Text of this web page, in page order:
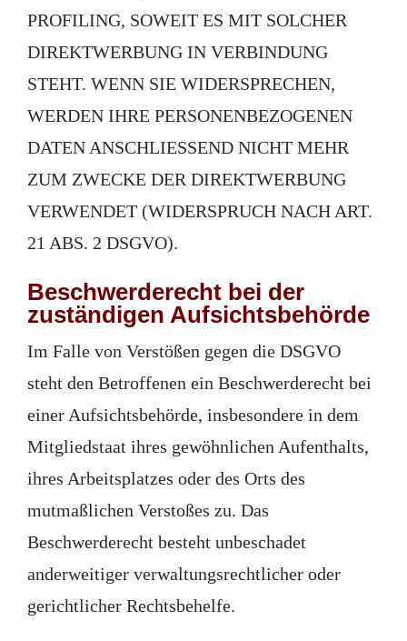
PROFILING, SOWEIT ES MIT SOLCHER
DIREKTWERBUNG IN VERBINDUNG
STEHT. WENN SIE WIDERSPRECHEN,
WERDEN IHRE PERSONENBEZOGENEN
DATEN ANSCHLIESSEND NICHT MEHR
ZUM ZWECKE DER DIREKTWERBUNG
VERWENDET (WIDERSPRUCH NACH ART.
21 ABS. 2 DSGVO).
Beschwerde­recht bei der
zuständigen Aufsichts­behörde
Im Falle von Verstößen gegen die DSGVO
steht den Betroffenen ein Beschwerderecht bei
einer Aufsichtsbehörde, insbesondere in dem
Mitgliedstaat ihres gewöhnlichen Aufenthalts,
ihres Arbeitsplatzes oder des Orts des
mutmaßlichen Verstoßes zu. Das
Beschwerderecht besteht unbeschadet
anderweitiger verwaltungsrechtlicher oder
gerichtlicher Rechtsbehelfe.